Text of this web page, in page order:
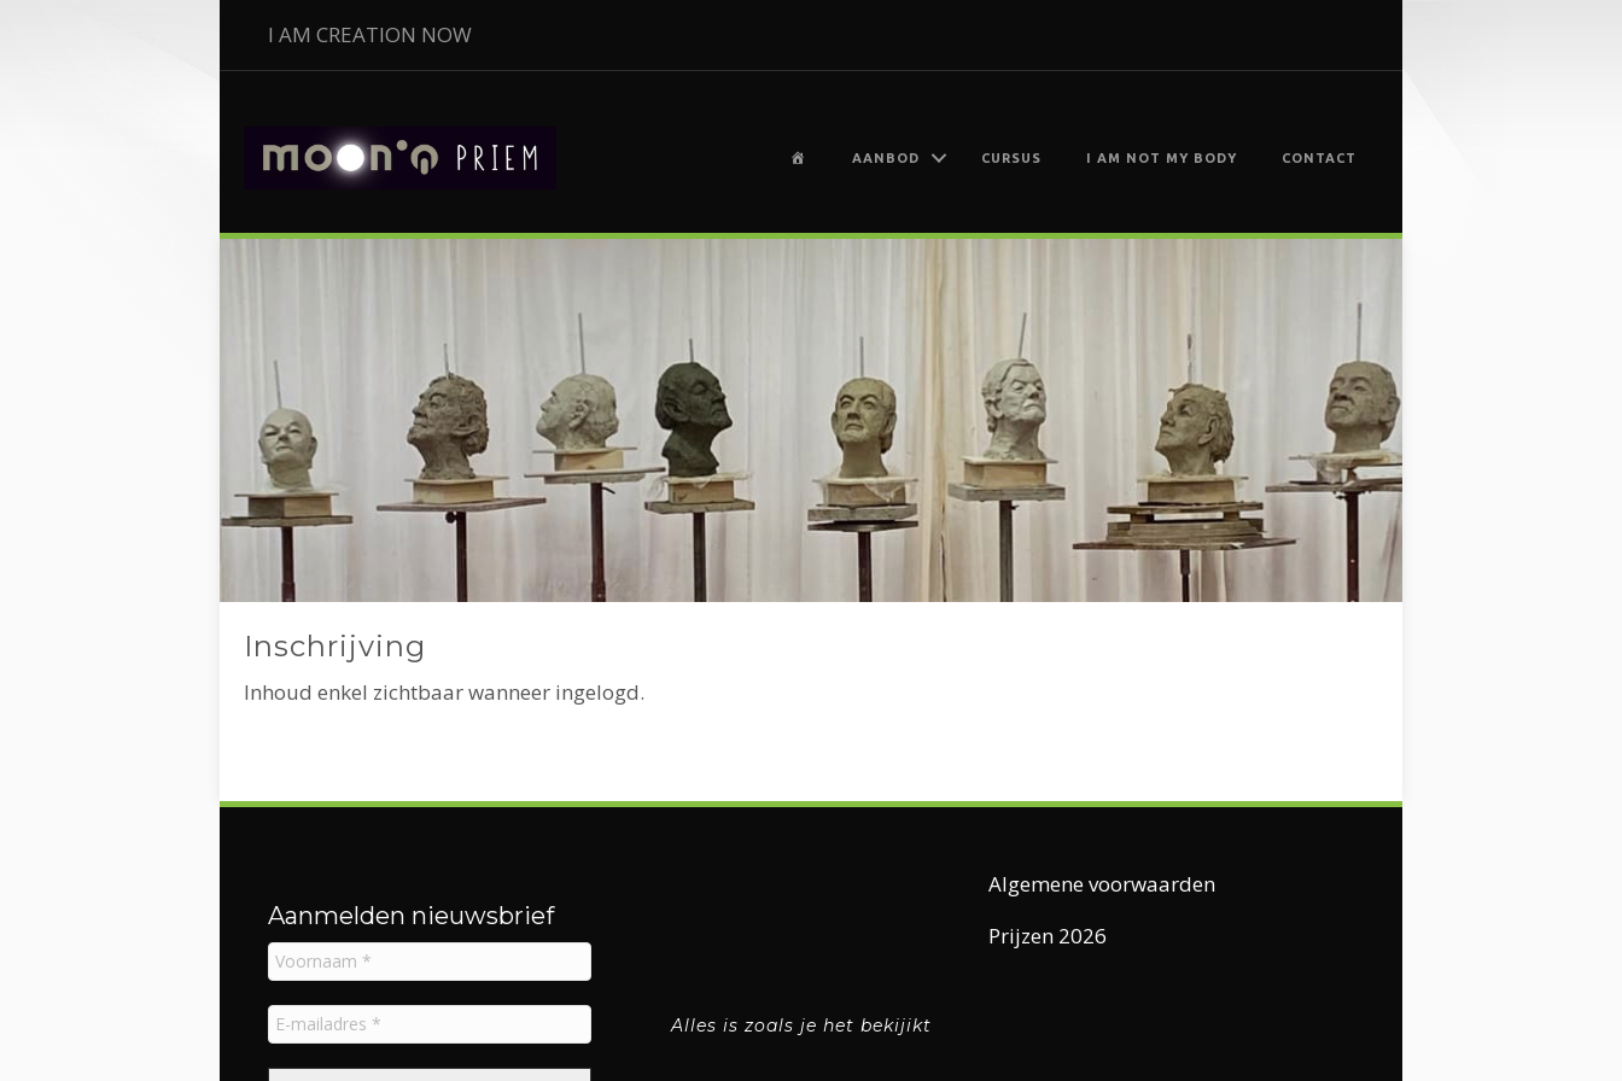
I AM CREATION NOW
AANBOD CURSUS I AM NOT MY BODY CONTACT
Inschrijving
Inhoud enkel zichtbaar wanneer ingelogd.
Aanmelden nieuwsbrief
Alles is zoals je het bekijikt
Algemene voorwaarden
Prijzen 2026